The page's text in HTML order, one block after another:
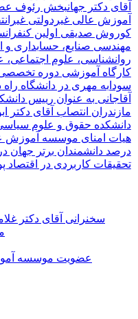
آقای دکتر جهانبخش رئوف
آموزش عالی غیردولتی
کوروش صدیقی اولین
مهندسی صنایع، حسابداری و
روانشناسی، علوم اجتماعی،
کارگاه آموزشی دوره
سودابه مهری در دانشگاه
آقاجانی به عنوان رییس
مازندران انتصاب آقای دکتر
دانشکده حقوق و علوم سیاسی
هیات امنای موسسه آموزش
درصد دانشمندان برتر جهان در
تحقیقات کاربردی در اقتصاد
سخنرانی آقای دکتر
عضویت موسسه